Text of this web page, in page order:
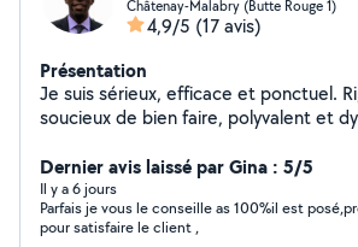
Châtenay-Malabry (Butte Rouge 1)
4,9/5 (17 avis)
Présentation
Je suis sérieux, efficace et ponctuel.
soucieux de bien faire, polyvalent et
Dernier avis laissé par Gina : 5/5
Il y a 6 jours
Parfais je vous le conseille as 100%il est
pour satisfaire le client ,